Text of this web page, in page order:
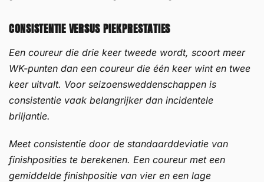
CONSISTENTIE VERSUS PIEKPRESTATIES
Een coureur die drie keer tweede wordt, scoort meer
WK-punten dan een coureur die één keer wint en twee
keer uitvalt. Voor seizoensweddenschappen is
consistentie vaak belangrijker dan incidentele
briljantie.
Meet consistentie door de standaarddeviatie van
finishposities te berekenen. Een coureur met een
gemiddelde finishpositie van vier en een lage